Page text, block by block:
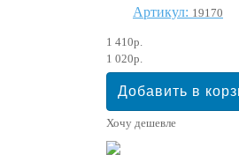
Артикул: 19170
1 410р.
1 020р.
Хочу дешевле